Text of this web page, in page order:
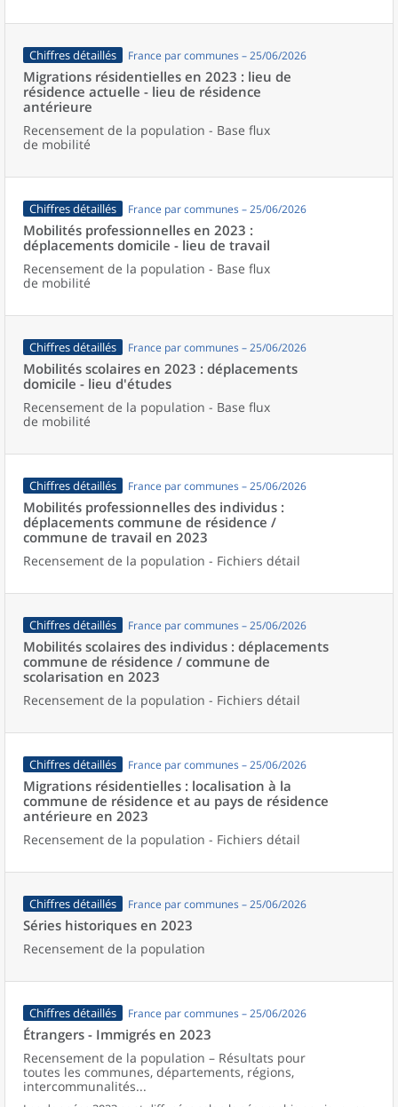
Chiffres détaillés France par communes – 25/06/2026
Migrations résidentielles en 2023 : lieu de
résidence actuelle - lieu de résidence
antérieure
Recensement de la population - Base flux
de mobilité
Chiffres détaillés France par communes – 25/06/2026
Mobilités professionnelles en 2023 :
déplacements domicile - lieu de travail
Recensement de la population - Base flux
de mobilité
Chiffres détaillés France par communes – 25/06/2026
Mobilités scolaires en 2023 : déplacements
domicile - lieu d'études
Recensement de la population - Base flux
de mobilité
Chiffres détaillés France par communes – 25/06/2026
Mobilités professionnelles des individus :
déplacements commune de résidence /
commune de travail en 2023
Recensement de la population - Fichiers détail
Chiffres détaillés France par communes – 25/06/2026
Mobilités scolaires des individus : déplacements
commune de résidence / commune de
scolarisation en 2023
Recensement de la population - Fichiers détail
Chiffres détaillés France par communes – 25/06/2026
Migrations résidentielles : localisation à la
commune de résidence et au pays de résidence
antérieure en 2023
Recensement de la population - Fichiers détail
Chiffres détaillés France par communes – 25/06/2026
Séries historiques en 2023
Recensement de la population
Chiffres détaillés France par communes – 25/06/2026
Étrangers - Immigrés en 2023
Recensement de la population – Résultats pour
toutes les communes, départements, régions,
intercommunalités...